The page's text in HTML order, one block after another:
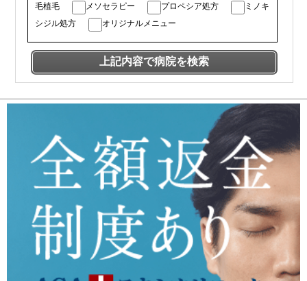
毛植毛
メソセラピー プロペシア処方
ミノキ
シジル処方
オリジナルメニュー